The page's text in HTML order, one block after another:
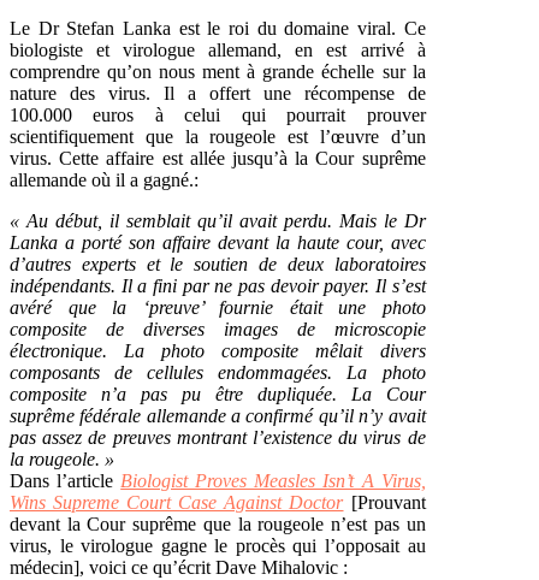
Le Dr Stefan Lanka est le roi du domaine viral. Ce
biologiste et virologue allemand, en est arrivé à
comprendre qu’on nous ment à grande échelle sur la
nature des virus. Il a offert une récompense de
100.000 euros à celui qui pourrait prouver
scientifiquement que la rougeole est l’œuvre d’un
virus. Cette affaire est allée jusqu’à la Cour suprême
allemande où il a gagné.:
« Au début, il semblait qu’il avait perdu. Mais le Dr
Lanka a porté son affaire devant la haute cour, avec
d’autres experts et le soutien de deux laboratoires
indépendants. Il a fini par ne pas devoir payer. Il s’est
avéré que la ‘preuve’ fournie était une photo
composite de diverses images de microscopie
électronique. La photo composite mêlait divers
composants de cellules endommagées. La photo
composite n’a pas pu être dupliquée. La Cour
suprême fédérale allemande a confirmé qu’il n’y avait
pas assez de preuves montrant l’existence du virus de
la rougeole. »
Dans l’article Biologist Proves Measles Isn’t A Virus,
Wins Supreme Court Case Against Doctor[Prouvant
devant la Cour suprême que la rougeole n’est pas un
virus, le virologue gagne le procès qui l’opposait au
médecin], voici ce qu’écrit Dave Mihalovic :